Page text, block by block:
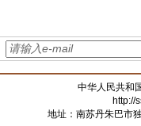
中华人民共和
http://
地址：南苏丹朱巴市